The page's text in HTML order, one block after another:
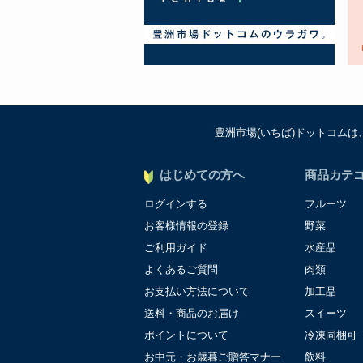
豊洲市場(いちば)ドットコム
はじめての方へ
ログインする
お客様情報の登録
ご利用ガイド
よくあるご質問
お支払い方法について
送料・商品のお届け
ポイントについて
お中元・お歳暮ご贈答マナー
商品カテ
フルーツ
野菜
水産品
肉類
加工品
スイーツ
冷凍同梱可
飲料